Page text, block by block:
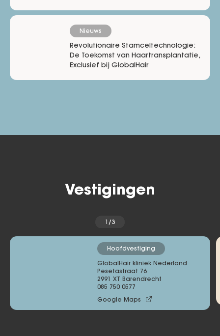
Nieuws
Revolutionaire Stamceltechnologie:
De Toekomst van Haartransplantatie,
Exclusief bij GlobalHair
Vestigingen
1/3
Hoofdvestiging
GlobalHair kliniek Nederland
Pesetastraat 76
2991 XT Barendrecht
085 750 0577
Google Maps